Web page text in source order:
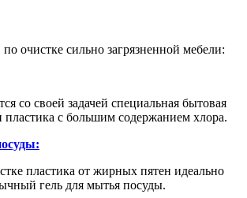
по очистке сильно загрязненной мебели:
со своей задачей специальная бытовая
пластика с большим содержанием хлора.
пластика от жирных пятен идеально
гель для мытья посуды.